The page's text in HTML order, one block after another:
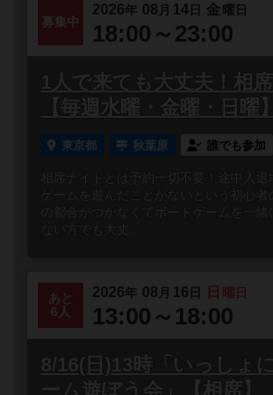
募集中
2026年 08 月 14 日 金曜日
18:00～23:00
1人で来ても大丈夫！相
【毎週水曜・金曜・日曜】
東京都 秋葉原 誰でも参加
相席ナイトとは予約一切不要！途中入退
ゲームを遊んだことがないという初心者
の都合がつかなくてボードゲームを一緒
ない方でも大丈...
あと
6人
2026年 08 月 16 日 日 曜日
13:00～18:00
8/16(日)13時「いっしょ
ーム遊ぼう会」【相席】